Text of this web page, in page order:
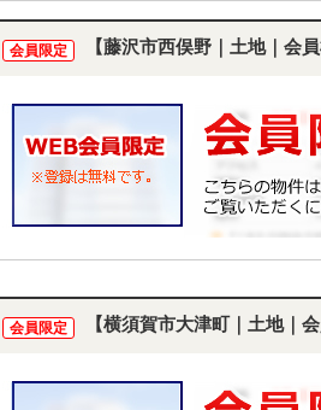
会員限定 【藤沢市西俣野｜土地｜会
会員限定 【横須賀市大津町｜土地｜